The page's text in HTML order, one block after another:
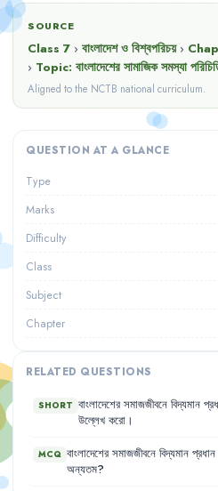
SOURCE
Class 7 › বাংলাদেশ ও বিশ্বপরিচয় ›
› Topic: বাংলাদেশের সামাজিক সমস্যা
Aligned to the NCTB national curriculum.
QUESTION AT A GLANCE
Type
Marks
Difficulty
Class
Subject
Chapter
RELATED QUESTIONS
SHORT বাংলাদেশের সমাজজীবনে বিদ্যমান
উল্লেখ করো ।
MCQ বাংলাদেশের সমাজজীবনে বিদ্যমান প্রধান
অন্যতম?